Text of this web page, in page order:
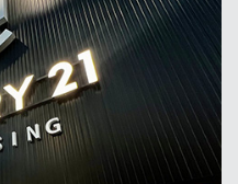
歩11分
2,380万円
3ＬＤＫ
津富田駅 バス27分 今城塚古墳前